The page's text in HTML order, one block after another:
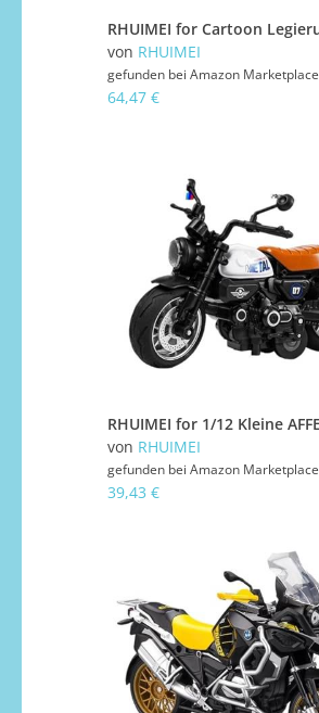
von RHUIMEI
gefunden bei Amazon Marketplace
64,47 €
von RHUIMEI
gefunden bei Amazon Marketplace
39,43 €